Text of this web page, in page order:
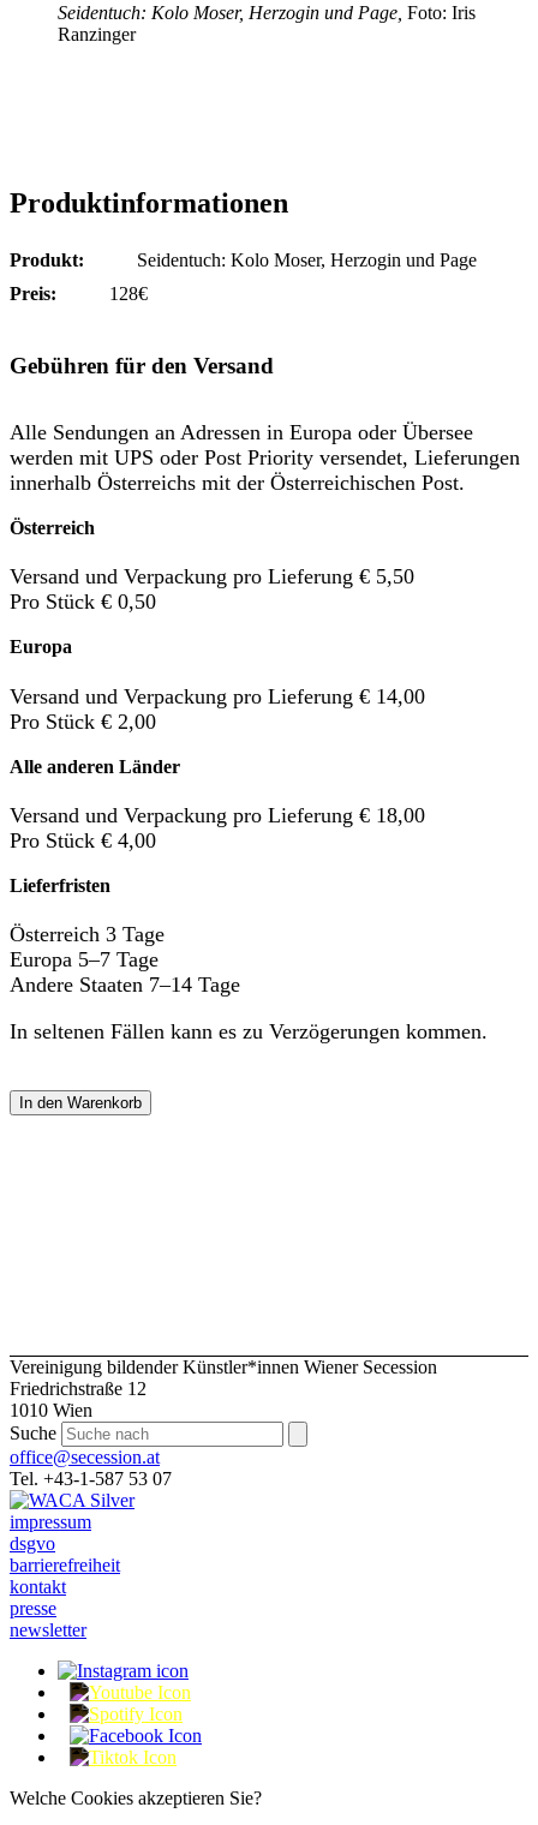
Seidentuch: Kolo Moser, Herzogin und Page, Foto: Iris
Ranzinger
Produktinformationen
Produkt:
Seidentuch: Kolo Moser, Herzogin und Page
Preis:
128€
Gebühren für den Versand
Alle Sendungen an Adressen in Europa oder Übersee
werden mit UPS oder Post Priority versendet, Lieferungen
innerhalb Österreichs mit der Österreichischen Post.
Österreich
Versand und Verpackung pro Lieferung € 5,50
Pro Stück € 0,50
Europa
Versand und Verpackung pro Lieferung € 14,00
Pro Stück € 2,00
Alle anderen Länder
Versand und Verpackung pro Lieferung € 18,00
Pro Stück € 4,00
Lieferfristen
Österreich 3 Tage
Europa 5–7 Tage
Andere Staaten 7–14 Tage
In seltenen Fällen kann es zu Verzögerungen kommen.
In den Warenkorb
Vereinigung bildender Künstler*innen Wiener Secession
Friedrichstraße 12
1010 Wien
Suche
office@secession.at
Tel. +43-1-587 53 07
impressum
dsgvo
barrierefreiheit
kontakt
presse
newsletter
Welche Cookies akzeptieren Sie?